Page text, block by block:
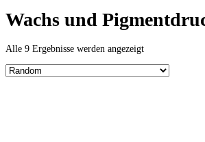
Wachs und
Alle 9 Ergebnisse werden angezeigt